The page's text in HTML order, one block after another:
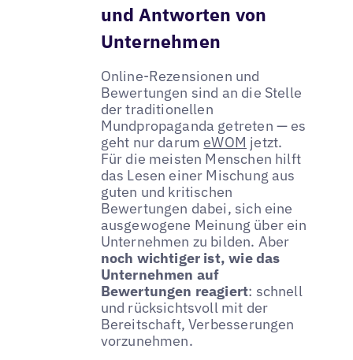
und Antworten von
Unternehmen
Online-Rezensionen und
Bewertungen sind an die Stelle
der traditionellen
Mundpropaganda getreten — es
geht nur darum eWOM jetzt.
Für die meisten Menschen hilft
das Lesen einer Mischung aus
guten und kritischen
Bewertungen dabei, sich eine
ausgewogene Meinung über ein
Unternehmen zu bilden. Aber
noch wichtiger ist, wie das
Unternehmen auf
Bewertungen reagiert: schnell
und rücksichtsvoll mit der
Bereitschaft, Verbesserungen
vorzunehmen.